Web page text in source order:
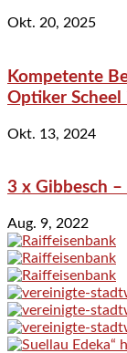
Okt. 20, 2025
Kompetente
Optiker
Okt. 13, 2024
3 x Gibbesch –
Aug. 9, 2022